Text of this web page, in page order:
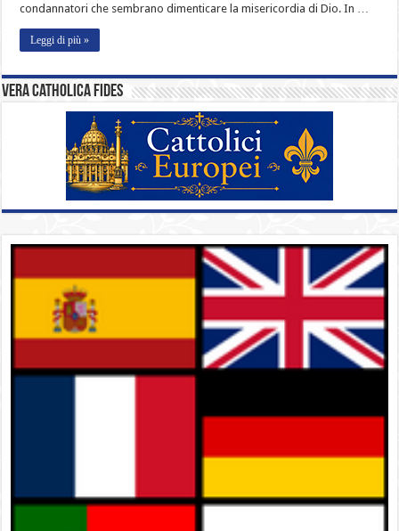
condannatori che sembrano dimenticare la misericordia di Dio. In …
Leggi di più »
Vera catholica fides